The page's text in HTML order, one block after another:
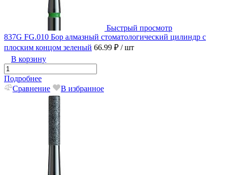
Быстрый просмотр
837G FG.010 Бор алмазный стоматологический цилиндр с
плоским концом зеленый 66.99 ₽ / шт
В корзину
Подробнее
Сравнение
В избранное